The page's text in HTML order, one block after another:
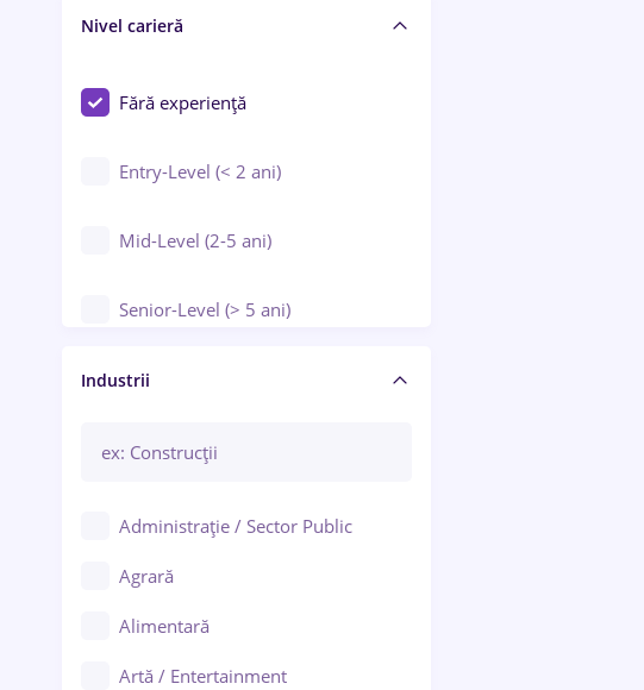
Educație / Training / Arte
Nivel carieră
Fără experiență
Entry-Level (< 2 ani)
Mid-Level (2-5 ani)
Senior-Level (> 5 ani)
Manager / Executiv
Industrii
Administrație / Sector Public
Agrară
Alimentară
Artă / Entertainment